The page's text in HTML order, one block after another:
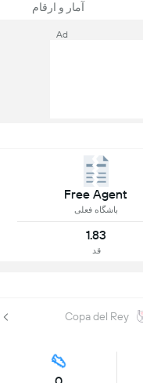
آمار و ارقام
Ad
Free Agent
باشگاه فعلی
1.83
قد
Copa del Rey